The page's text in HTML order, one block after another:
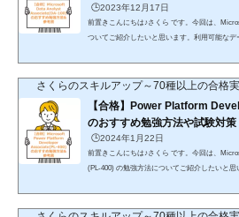
🕒️2023年12月17日
前置きこんにちは♪さくら です。今回は、
ついてご紹介したいと思います。利用可能な
q1RGhttps://trk.udemy.com/bkyR5Mhttps://
すすめします。詳...
さくらのスキルアップ～70種以上の合格
【合格】Power Platform
のおすすめ勉強方法や試験対策
🕒️2024年1月22日
前置きこんにちは♪さくら です。今回は、
(PL-400) の勉強方法についてご紹介したいと
たことがない方「初購入金額がポイント70倍